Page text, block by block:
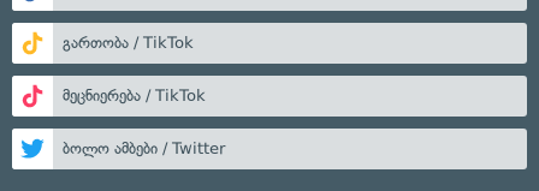
გართობა / TikTok
მეცნიერება / TikTok
ბოლო ამბები / Twitter